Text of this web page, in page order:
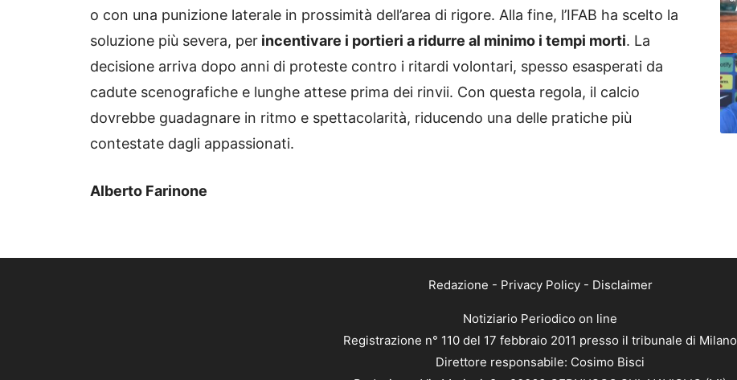
o con una punizione laterale in prossimità dell’area di rigore. Alla fine, l’IFAB ha scelto la
soluzione più severa, per incentivare i portieri a ridurre al minimo i tempi morti. La
decisione arriva dopo anni di proteste contro i ritardi volontari, spesso esasperati da
cadute scenografiche e lunghe attese prima dei rinvii. Con questa regola, il calcio
dovrebbe guadagnare in ritmo e spettacolarità, riducendo una delle pratiche più
contestate dagli appassionati.
Alberto Farinone
Redazione - Privacy Policy- Disclaimer
Notiziario Periodico on line
Registrazione n° 110 del 17 febbraio 2011 presso il tribunale di Milano
Direttore responsabile: Cosimo Bisci